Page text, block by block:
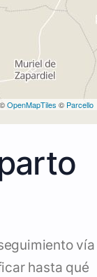
©OpenMapTiles © Parcello
vía
hasta qué